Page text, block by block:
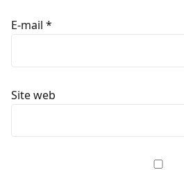
E-mail *
Site web